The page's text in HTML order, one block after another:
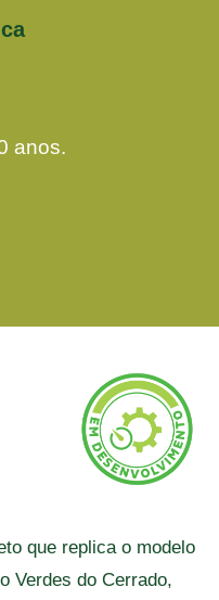
anos.
que replica o modelo
Verdes do Cerrado,